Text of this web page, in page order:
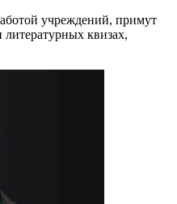
учреждений, примут
литературных квизах,